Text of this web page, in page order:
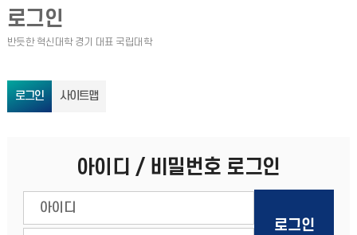
로그인
로그인 사이트맵
아이디 / 비밀번호 로그인